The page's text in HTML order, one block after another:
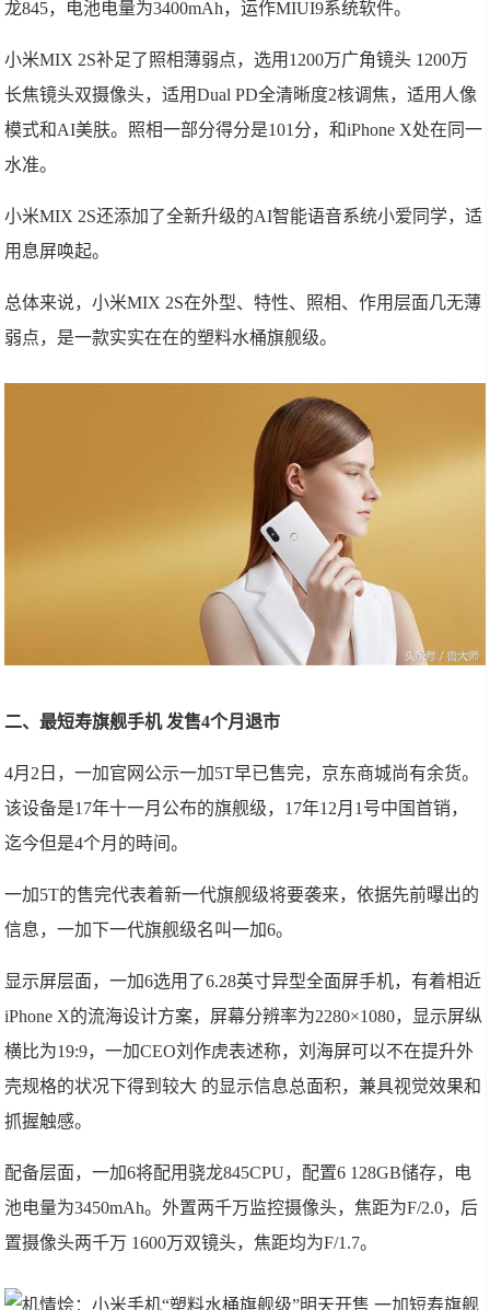
龙845，电池电量为3400mAh，运作MIUI9系统软件。
小米MIX 2S补足了照相薄弱点，选用1200万广角镜头 1200万
长焦镜头双摄像头，适用Dual PD全清晰度2核调焦，适用人像
模式和AI美肤。照相一部分得分是101分，和iPhone X处在同一
水准。
小米MIX 2S还添加了全新升级的AI智能语音系统小爱同学，适
用息屏唤起。
总体来说，小米MIX 2S在外型、特性、照相、作用层面几无薄
弱点，是一款实实在在的塑料水桶旗舰级。
二、最短寿旗舰手机 发售4个月退市
4月2日，一加官网公示一加5T早已售完，京东商城尚有余货。
该设备是17年十一月公布的旗舰级，17年12月1号中国首销，
迄今但是4个月的時间。
一加5T的售完代表着新一代旗舰级将要袭来，依据先前曝出的
信息，一加下一代旗舰级名叫一加6。
显示屏层面，一加6选用了6.28英寸异型全面屏手机，有着相近
iPhone X的流海设计方案，屏幕分辨率为2280×1080，显示屏纵
横比为19:9，一加CEO刘作虎表述称，刘海屏可以不在提升外
壳规格的状况下得到较大 的显示信息总面积，兼具视觉效果和
抓握触感。
配备层面，一加6将配用骁龙845CPU，配置6 128GB储存，电
池电量为3450mAh。外置两千万监控摄像头，焦距为F/2.0，后
置摄像头两千万 1600万双镜头，焦距均为F/1.7。